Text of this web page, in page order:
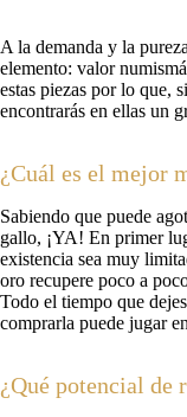
A la demanda y la
elemento: valor
estas piezas por lo que,
encontrarás en ellas un
¿Cuál es el mejor
Sabiendo que puede
gallo, ¡YA! En primer
existencia sea muy
oro recupere poco a
Todo el tiempo que
comprarla puede jugar
¿Qué potencial de